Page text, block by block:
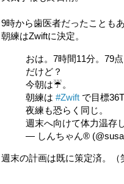
9時から歯医者だったこともあ
朝練はZwiftに決定。
おは。7時間11分。79
だけど？
今朝は☔。
朝練は #Zwift で目標
夜練も恐らく同じ。
週末へ向けて体力温存
— しんちゃん®
週末の計画は既に策定済。（